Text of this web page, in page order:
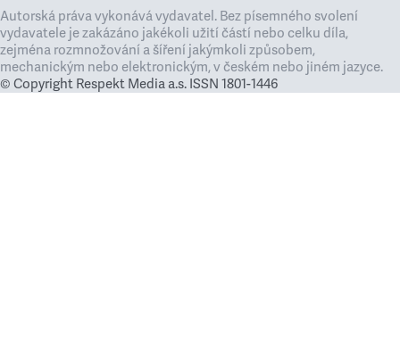
Autorská práva vykonává vydavatel. Bez písemného svolení
vydavatele je zakázáno jakékoli užití částí nebo celku díla,
zejména rozmnožování a šíření jakýmkoli způsobem,
mechanickým nebo elektronickým, v českém nebo jiném jazyce.
© Copyright Respekt Media a.s. ISSN 1801-1446